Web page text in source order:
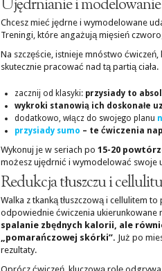
Ujędrnianie i
Chcesz mieć jędrne i wymodelowane
Treningi, które angażują mięsień
Na szczęście, istnieje mnóstwo
skutecznie pracować nad tą partią ciała.
zacznij od klasyki: przysiady to
wykroki stanowią ich doskonałe
dodatkowo, włącz do swojego planu
przysiady sumo – te ćwiczenia
Wykonuj je w seriach po 15-20
możesz ujędrnić i wymodelować swoje
Redukcja tłuszczu i cellulitu
Walka z tkanką tłuszczową i cellulitem
odpowiednie ćwiczenia ukierunkowane
spalanie zbędnych kalorii, ale
„pomarańczowej skórki”. Już po
rezultaty.